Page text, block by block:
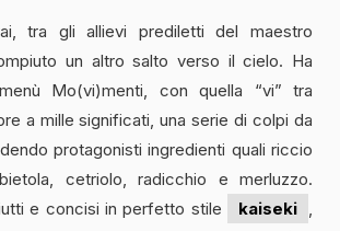
tra gli allievi prediletti del maestro
un altro salto verso il cielo. Ha
Mo(vi)menti, con quella “vi” tra
a mille significati, una serie di colpi da
protagonisti ingredienti quali riccio
cetriolo, radicchio e merluzzo.
e concisi in perfetto stile
kaiseki ,